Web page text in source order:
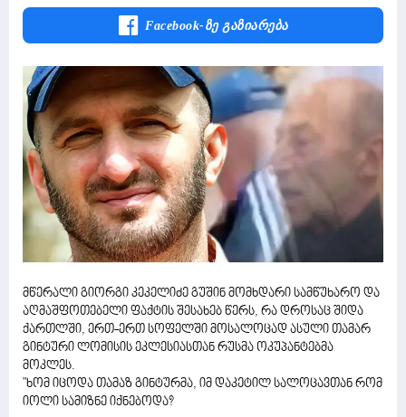
Facebook-Ზე Გაზიარება
მწერალი გიორგი კეკელიძე გუშინ მომხდარი სამწუხარო და
აღმაშფოთებელი ფაქტის შესახებ წერს, რა დროსაც შიდა
ქართლში, ერთ-ერთ სოფელში მოსალოცად ასული თამარ
გინტური ლომისის ეკლესიასთან რუსმა ოკუპანტებმა
მოკლეს.
"ხომ იცოდა თამაზ გინტურმა, იმ დაკეტილ სალოცავთან რომ
იოლი სამიზნე იქნებოდა?